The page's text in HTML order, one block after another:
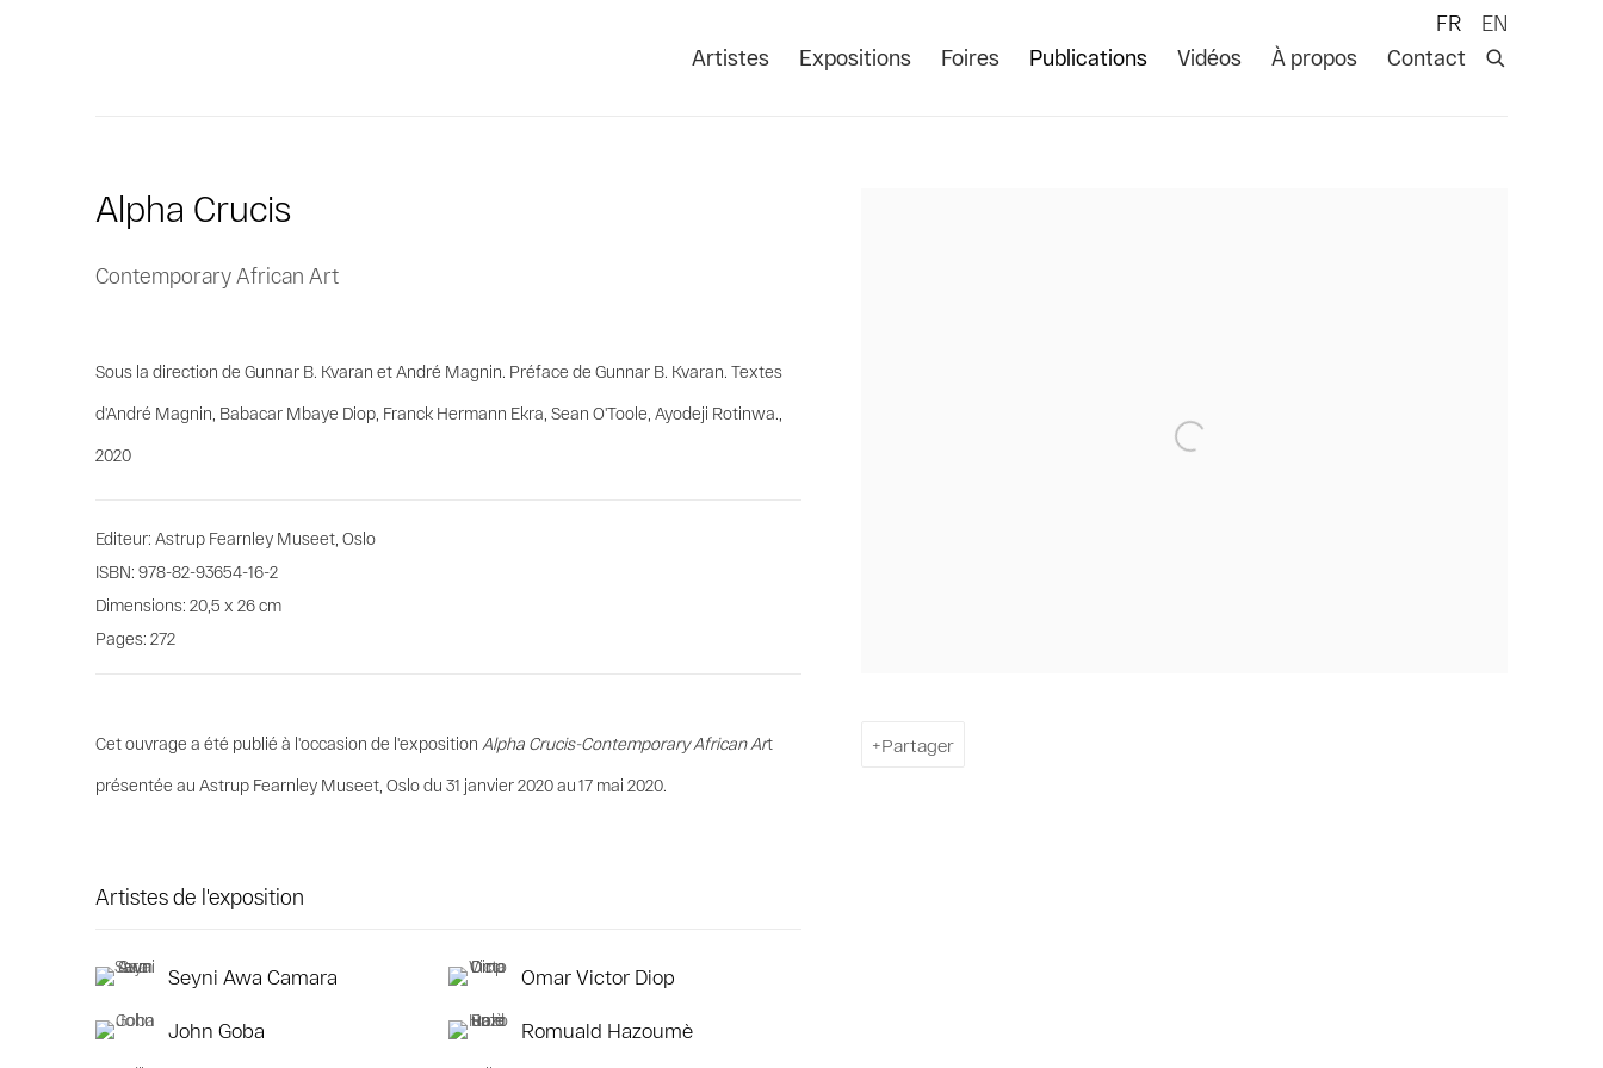
Artistes Expositions Foires Publications Vidéos À propos Contact
FR EN
Alpha Crucis
Contemporary African Art
Partager
Sous la direction de Gunnar B. Kvaran et André Magnin. Préface de Gunnar B. Kvaran. Textes
d'André Magnin, Babacar Mbaye Diop, Franck Hermann Ekra, Sean O'Toole, Ayodeji Rotinwa.,
2020
Editeur: Astrup Fearnley Museet, Oslo
ISBN: 978-82-93654-16-2
Dimensions: 20,5 x 26 cm
Pages: 272
Cet ouvrage a été publié à l'occasion de l'exposition Alpha Crucis-Contemporary African Art
présentée au Astrup Fearnley Museet, Oslo du 31 janvier 2020 au 17 mai 2020.
Artistes de l'exposition
Seyni Awa Camara Omar Victor Diop
John Goba Romuald Hazoumè